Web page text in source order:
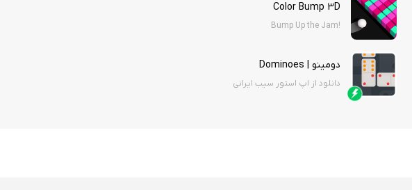
Color Bump 3D
!Bump Up the Jam
دومینو | Dominoes
دانلود از اپ استور سیب ایرانی